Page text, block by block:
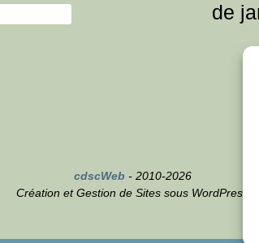
de
cdscWeb - 2010-2026
Création et Gestion de Sites sous WordPress